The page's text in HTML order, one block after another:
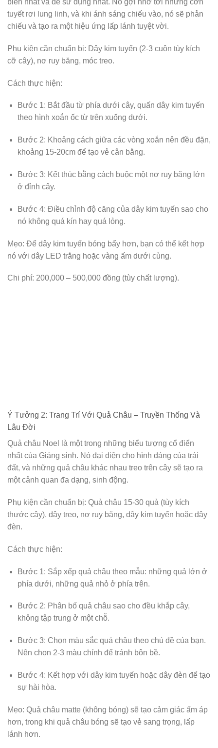
biến nhất và dễ sử dụng nhất. Nó gợi nhớ tới những cơn
tuyết rơi lung linh, và khi ánh sáng chiếu vào, nó sẽ phản
chiếu và tạo ra một hiệu ứng lấp lánh tuyệt vời.
Phụ kiện cần chuẩn bị: Dây kim tuyến (2-3 cuộn tùy kích
cỡ cây), nơ ruy băng, móc treo.
Cách thực hiện:
Bước 1: Bắt đầu từ phía dưới cây, quấn dây kim tuyến
theo hình xoắn ốc từ trên xuống dưới.
Bước 2: Khoảng cách giữa các vòng xoắn nên đều đặn,
khoảng 15-20cm để tạo vẻ cân bằng.
Bước 3: Kết thúc bằng cách buộc một nơ ruy băng lớn
ở đỉnh cây.
Bước 4: Điều chỉnh độ căng của dây kim tuyến sao cho
nó không quá kín hay quá lỏng.
Mẹo: Để dây kim tuyến bóng bẩy hơn, bạn có thể kết hợp
nó với dây LED trắng hoặc vàng ấm dưới cùng.
Chi phí: 200,000 – 500,000 đồng (tùy chất lượng).
Ý Tưởng 2: Trang Trí Với Quả Châu – Truyền Thống Và
Lâu Đời
Quả châu Noel là một trong những biểu tượng cổ điển
nhất của Giáng sinh. Nó đại diện cho hình dáng của trái
đất, và những quả châu khác nhau treo trên cây sẽ tạo ra
một cảnh quan đa dạng, sinh động.
Phụ kiện cần chuẩn bị: Quả châu 15-30 quả (tùy kích
thước cây), dây treo, nơ ruy băng, dây kim tuyến hoặc dây
đèn.
Cách thực hiện:
Bước 1: Sắp xếp quả châu theo mẫu: những quả lớn ở
phía dưới, những quả nhỏ ở phía trên.
Bước 2: Phân bố quả châu sao cho đều khắp cây,
không tập trung ở một chỗ.
Bước 3: Chọn màu sắc quả châu theo chủ đề của bạn.
Nên chọn 2-3 màu chính để tránh bộn bề.
Bước 4: Kết hợp với dây kim tuyến hoặc dây đèn để tạo
sự hài hòa.
Mẹo: Quả châu matte (không bóng) sẽ tạo cảm giác ấm áp
hơn, trong khi quả châu bóng sẽ tạo vẻ sang trọng, lấp
lánh hơn.